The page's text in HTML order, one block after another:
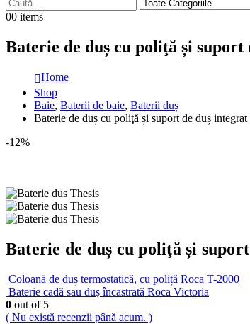
00 items
Baterie de duș cu poliţă și suport
Home
Shop
Baie, Baterii de baie, Baterii duș
Baterie de duș cu poliţă și suport de duș
-12%
Baterie de duș cu poliţă și
Coloană de duș termostatică, cu poliță Roca T-2000
Baterie cadă sau duș încastrată Roca Victoria
0 out of 5
( Nu există recenzii până acum. )